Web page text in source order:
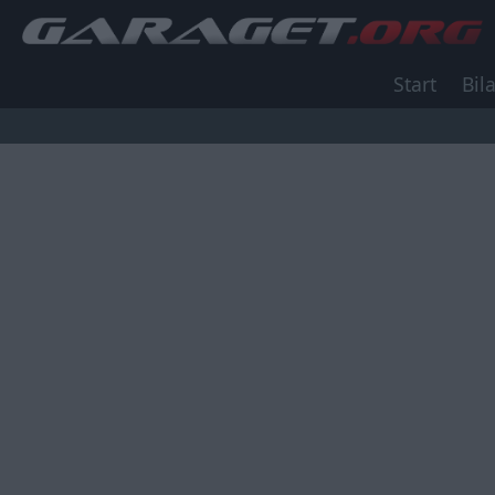
Start